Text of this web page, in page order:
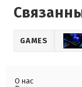
GAMES
О нас